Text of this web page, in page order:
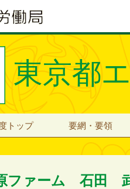
東京都
トップ 要網・要領
ファーム 石田